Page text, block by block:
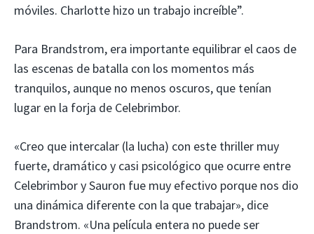
móviles. Charlotte hizo un trabajo increíble”.
Para Brandstrom, era importante equilibrar el caos de
las escenas de batalla con los momentos más
tranquilos, aunque no menos oscuros, que tenían
lugar en la forja de Celebrimbor.
«Creo que intercalar (la lucha) con este thriller muy
fuerte, dramático y casi psicológico que ocurre entre
Celebrimbor y Sauron fue muy efectivo porque nos dio
una dinámica diferente con la que trabajar», dice
Brandstrom. «Una película entera no puede ser